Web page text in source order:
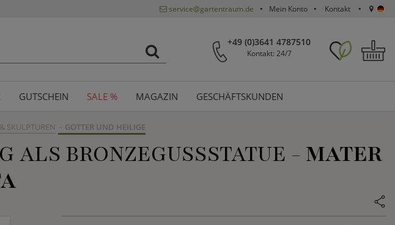
service@gartentraum.de Mein Konto Kontakt
+49 (0)3641 4787510
Kontakt: 24/7
GUTSCHEIN SALE % MAGAZIN GESCHÄFTSKUNDEN
SKULPTUREN GÖTTER UND HEILIGE
BRONZEGUSSSTATUE - MATER